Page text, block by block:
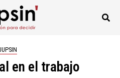
en el trabajo